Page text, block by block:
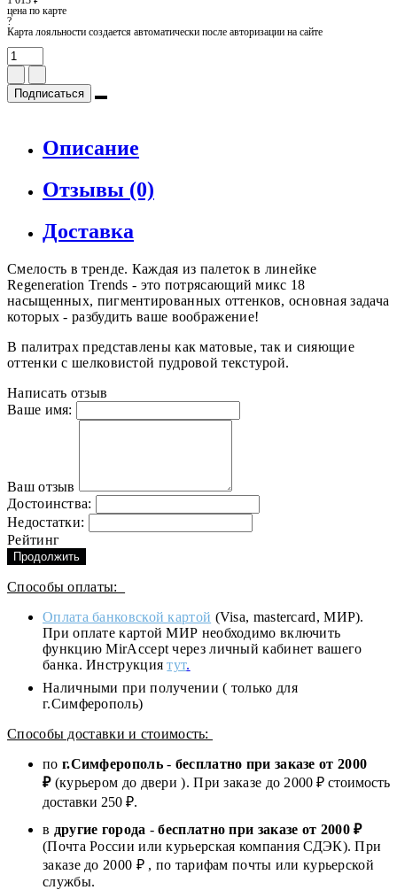
цена по карте
?
Карта лояльности создается автоматически после авторизации на сайте
Подписаться
Описание
Отзывы (0)
Доставка
Смелость в тренде. Каждая из палеток в линейке
Regeneration Trends - это потрясающий микс 18
насыщенных, пигментированных оттенков, основная задача
которых - разбудить ваше воображение!
В палитрах представлены как матовые, так и сияющие
оттенки с шелковистой пудровой текстурой.
Написать отзыв
Ваше имя:
Ваш отзыв
Достоинства:
Недостатки:
Рейтинг
Продолжить
Способы оплаты:
Оплата банковской картой (Visa, mastercard, МИР).
При оплате картой МИР необходимо включить
функцию MirAccept через личный кабинет вашего
банка. Инструкциятут.
Наличными при получении ( только для
г.Симферополь)
Способы доставки и стоимость:
по г.Симферополь- бесплатно при заказе от 2000
₽(курьером до двери ). При заказе до 2000 ₽ стоимость
доставки 250 ₽.
в другие города -бесплатно при заказе от 2000 ₽
(Почта России или курьерская компания СДЭК). При
заказе до 2000 ₽ , по тарифам почты или курьерской
службы.